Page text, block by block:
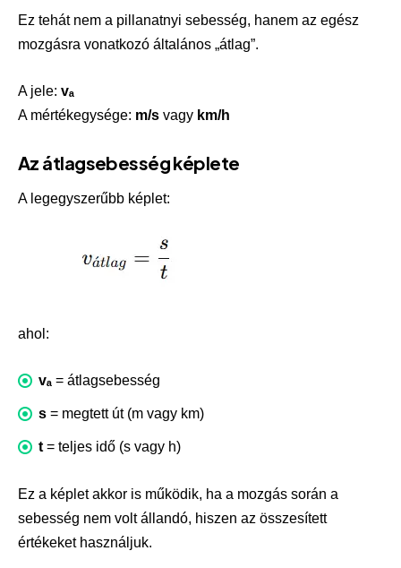
Ez tehát nem a pillanatnyi sebesség, hanem az egész
mozgásra vonatkozó általános „átlag”.
A jele: vₐ
A mértékegysége: m/s vagy km/h
Az átlagsebesség képlete
A legegyszerűbb képlet:
ahol:
vₐ = átlagsebesség
s = megtett út (m vagy km)
t = teljes idő (s vagy h)
Ez a képlet akkor is működik, ha a mozgás során a
sebesség nem volt állandó, hiszen az összesített
értékeket használjuk.